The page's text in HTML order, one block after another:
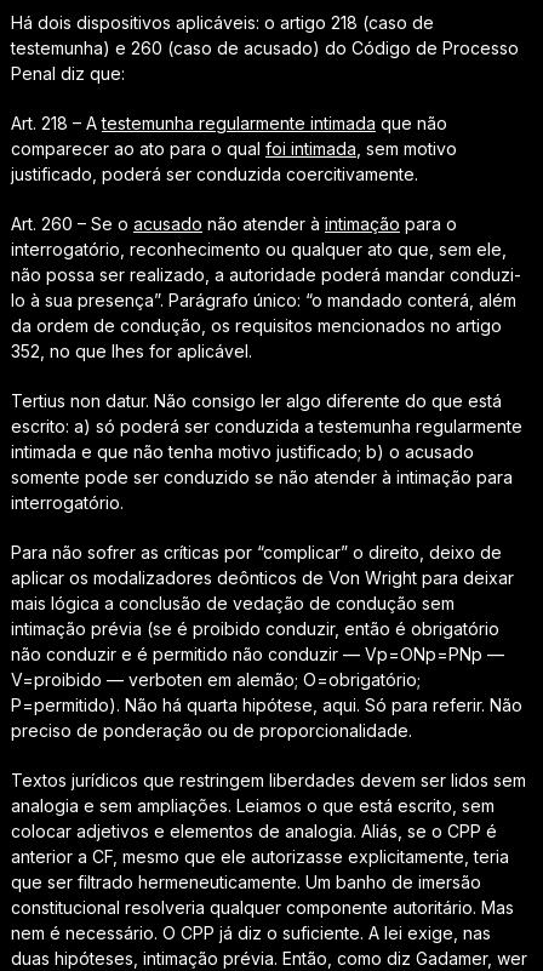
Há dois dispositivos aplicáveis: o artigo 218 (caso de
testemunha) e 260 (caso de acusado) do Código de Processo
Penal diz que:
Art. 218 – Atestemunha regularmente intimada que não
comparecer ao ato para o qual foi intimada , sem motivo
justificado, poderá ser conduzida coercitivamente.
Art. 260 – Se o acusado não atender à intimação para o
interrogatório, reconhecimento ou qualquer ato que, sem ele,
não possa ser realizado, a autoridade poderá mandar conduzi-
lo à sua presença”. Parágrafo único: “o mandado conterá, além
da ordem de condução, os requisitos mencionados no artigo
352, no que lhes for aplicável.
Tertius non datur. Não consigo ler algo diferente do que está
escrito: a) só poderá ser conduzida a testemunha regularmente
intimada e que não tenha motivo justificado; b) o acusado
somente pode ser conduzido se não atender à intimação para
interrogatório.
Para não sofrer as críticas por “complicar” o direito, deixo de
aplicar os modalizadores deônticos de Von Wrightpara deixar
mais lógica a conclusão de vedação de condução sem
intimação prévia (se é proibido conduzir, então é obrigatório
não conduzir e é permitido não conduzir — Vp=ONp=PNp —
V=proibido — verboten em alemão; O=obrigatório;
P=permitido). Não há quarta hipótese, aqui. Só para referir. Não
preciso de ponderação ou de proporcionalidade.
Textos jurídicos que restringem liberdades devem ser lidos sem
analogia e sem ampliações. Leiamos o que está escrito, sem
colocar adjetivos e elementos de analogia. Aliás, se o CPP é
anterior a CF, mesmo que ele autorizasse explicitamente, teria
que ser filtrado hermeneuticamente. Um banho de imersão
constitucional resolveria qualquer componente autoritário. Mas
nem é necessário. O CPP já diz o suficiente. A lei exige, nas
duas hipóteses, intimação prévia. Então, como diz Gadamer, wer